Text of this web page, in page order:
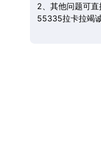
2、其他问题可
55335拉卡拉竭